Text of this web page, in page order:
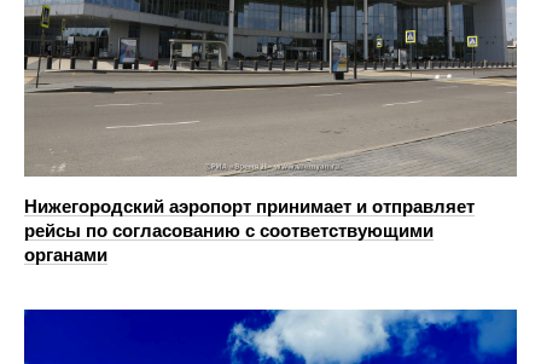
Нижегородский аэропорт принимает и отправляет
рейсы по согласованию с соответствующими
органами